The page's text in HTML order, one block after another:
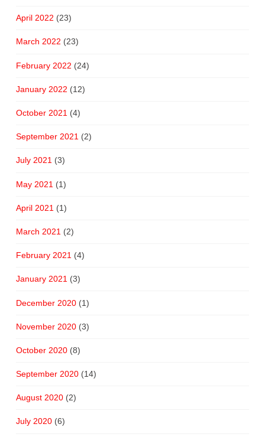
April 2022 (23)
March 2022 (23)
February 2022 (24)
January 2022 (12)
October 2021 (4)
September 2021(2)
July 2021(3)
May 2021 (1)
April 2021 (1)
March 2021 (2)
February 2021 (4)
January 2021(3)
December 2020(1)
November 2020(3)
October 2020(8)
September 2020(14)
August 2020(2)
July 2020(6)